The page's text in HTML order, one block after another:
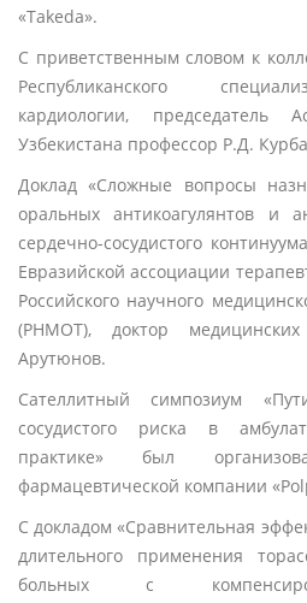
«Takeda».
С приветственным словом к
Республиканского
кардиологии, председатель
Узбекистана профессор Р.Д.
Доклад «Сложные вопросы
оральных антикоагулянтов и
сердечно-сосудистого
Евразийской ассоциации
Российского научного
(РНМОТ), доктор
Арутюнов.
Сателлитный симпозиум
сосудистого риска в
практике» был
фармацевтической компании
С докладом «Сравнительная
длительного применения
больных с